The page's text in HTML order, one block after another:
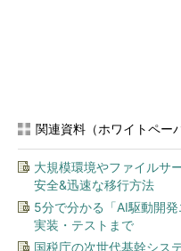
関連資料（ホワイトペー
大規模環境やファイルサ
安全&迅速な移行方法
5分で分かる「AI駆動開
実装・テストまで
国税庁の次世代基幹シス